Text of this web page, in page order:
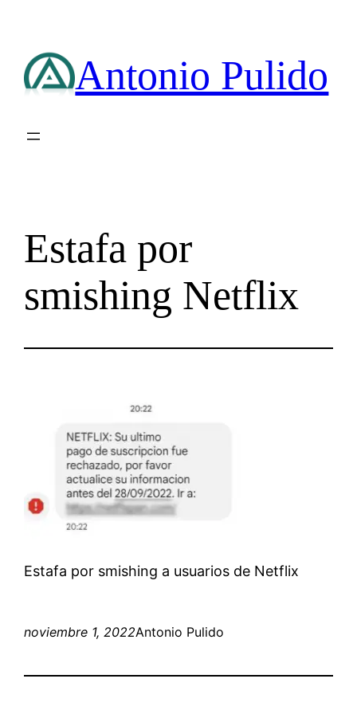
contenido Antonio Pulido
Estafa por
smishing Netflix
Estafa por smishing a usuarios de Netflix
noviembre 1, 2022Antonio Pulido